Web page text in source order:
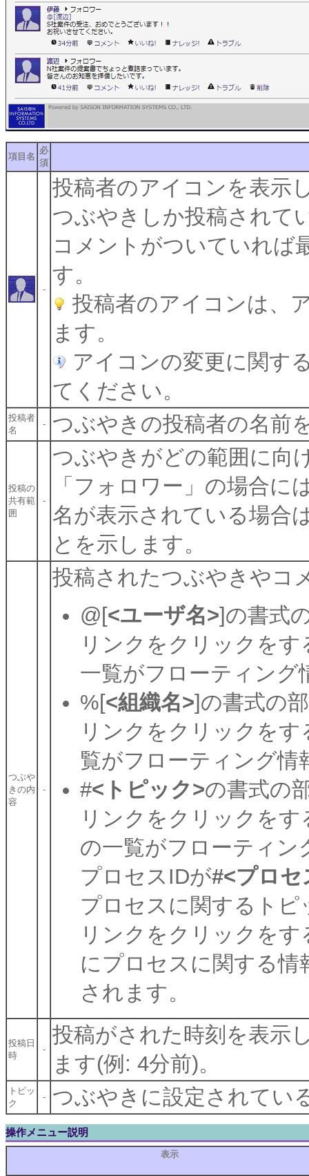
項目名
必
須
-
投稿者のアイコンを表示
つぶやきしか投稿されて
コメントがついていれば
す。
投稿者のアイコンは、
ます。
アイコンの変更に関す
てください。
投稿者
名
- つぶやきの投稿者の名前
投稿の
共有範
囲
-
つぶやきがどの範囲に向
「フォロワー」の場合
名が表示されている場合
とを示します。
つぶや
きの内
容
-
投稿されたつぶやきやコ
@[<ユーザ名>]の書式
リンクをクリックを
一覧がフローティング
%[<組織名>]の書式の
リンクをクリックを
覧がフローティング情
#<トピック>の書式の
リンクをクリックを
の一覧がフローティン
プロセスIDが#<プロセ
プロセスに関するト
リンクをクリックを
にプロセスに関する
されます。
投稿日
時
-
投稿がされた時刻を表示
ます(例: 4分前)。
トピッ
ク
- つぶやきに設定されてい
操作メニュー説明
表示